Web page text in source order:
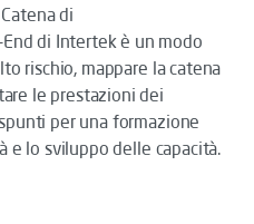
di
di Intertek è un modo
rischio, mappare la catena
le prestazioni dei
per una formazione
e lo sviluppo delle capacità.